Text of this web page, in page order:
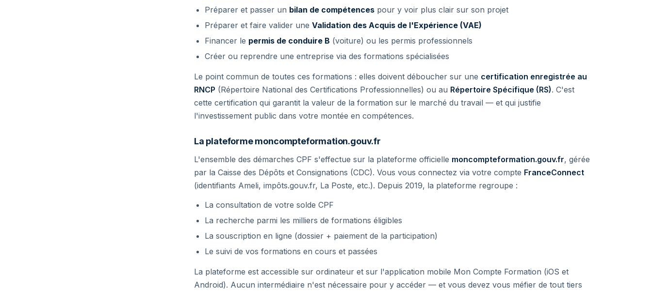
Préparer et passer un bilan de compétences pour y voir plus clair sur son projet
Préparer et faire valider une Validation des Acquis de l'Expérience (VAE)
Financer le permis de conduire B (voiture) ou les permis professionnels
Créer ou reprendre une entreprise via des formations spécialisées
Le point commun de toutes ces formations : elles doivent déboucher sur une certification enregistrée au
RNCP (Répertoire National des Certifications Professionnelles) ou au Répertoire Spécifique (RS). C'est
cette certification qui garantit la valeur de la formation sur le marché du travail — et qui justifie
l'investissement public dans votre montée en compétences.
La plateforme moncompteformation.gouv.fr
L'ensemble des démarches CPF s'effectue sur la plateforme officielle moncompteformation.gouv.fr, gérée
par la Caisse des Dépôts et Consignations (CDC). Vous vous connectez via votre compte FranceConnect
(identifiants Ameli, impôts.gouv.fr, La Poste, etc.). Depuis 2019, la plateforme regroupe :
La consultation de votre solde CPF
La recherche parmi les milliers de formations éligibles
La souscription en ligne (dossier + paiement de la participation)
Le suivi de vos formations en cours et passées
La plateforme est accessible sur ordinateur et sur l'application mobile Mon Compte Formation (iOS et
Android). Aucun intermédiaire n'est nécessaire pour y accéder — et vous devez vous méfier de tout tiers